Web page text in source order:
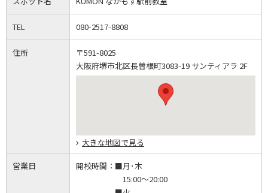
TEL 080-2517-8808
住所
〒591-8025
大阪府堺市北区長曽根町3083-19 サンティアラ 2F
大きな地図で見る
営業日 開校時間： ■月･木
15:00～20:00